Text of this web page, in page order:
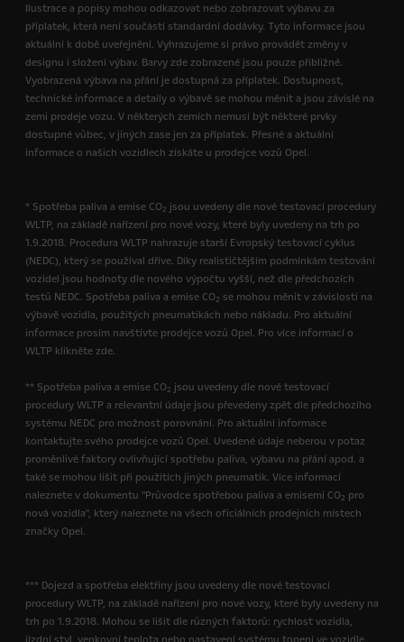
Ilustrace a popisy mohou odkazovat nebo zobrazovat výbavu za
příplatek, která není součástí standardní dodávky. Tyto informace jsou
aktuální k době uveřejnění. Vyhrazujeme si právo provádět změny v
designu i složení výbav. Barvy zde zobrazené jsou pouze přibližné.
Vyobrazená výbava na přání je dostupná za příplatek. Dostupnost,
technické informace a detaily o výbavě se mohou měnit a jsou závislé na
zemi prodeje vozu. V některých zemích nemusí být některé prvky
dostupné vůbec, v jiných zase jen za příplatek. Přesné a aktuální
informace o našich vozidlech získáte u prodejce vozů Opel.
* Spotřeba paliva a emise CO2 jsou uvedeny dle nové testovací procedury
WLTP, na základě nařízení pro nové vozy, které byly uvedeny na trh po
1.9.2018. Procedura WLTP nahrazuje starší Evropský testovací cyklus
(NEDC), který se používal dříve. Díky realističtějším podmínkám testování
vozidel jsou hodnoty dle nového výpočtu vyšší, než dle předchozích
testů NEDC. Spotřeba paliva a emise CO2 se mohou měnit v závislosti na
výbavě vozidla, použitých pneumatikách nebo nákladu. Pro aktuální
informace prosím navštivte prodejce vozů Opel. Pro více informací o
WLTP klikněte zde.
** Spotřeba paliva a emise CO2 jsou uvedeny dle nové testovací
procedury WLTP a relevantní údaje jsou převedeny zpět dle předchozího
systému NEDC pro možnost porovnání. Pro aktuální informace
kontaktujte svého prodejce vozů Opel. Uvedené údaje neberou v potaz
proměnlivé faktory ovlivňující spotřebu paliva, výbavu na přání apod. a
také se mohou lišit při použitích jiných pneumatik. Více informací
naleznete v dokumentu "Průvodce spotřebou paliva a emisemi CO2 pro
nová vozidla", který naleznete na všech oficiálních prodejních místech
značky Opel.
*** Dojezd a spotřeba elektřiny jsou uvedeny dle nové testovací
procedury WLTP, na základě nařízení pro nové vozy, které byly uvedeny na
trh po 1.9.2018. Mohou se lišit dle různých faktorů: rychlost vozidla,